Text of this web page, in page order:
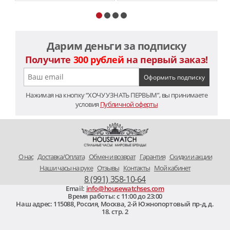
Дарим деньги за подписку
Получите 300 рублей на первый заказ!
Нажимая на кнопку “ХОЧУ УЗНАТЬ ПЕРВЫМ”, вы принимаете
условия Публичной оферты
O нас Доставка/Оплата Обмен и возврат Гарантия Скидки и акции
Наши часы на руке Отзывы Контакты Мой кабинет
8 (991) 358-10-64
Email: info@housewatchses.com
Время работы: c 11:00 до 23:00
Наш адрес: 115088, Россия, Москва 2-й Южнопортовый пр-д, д.
18. стр. 2